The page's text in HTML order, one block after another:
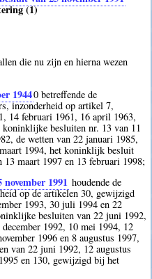
(1)
die nu zijn en hierna wezen
19440 betreffende de
inzonderheid op artikel 7,
14 februari 1961, 16 april 1963,
besluiten nr. 13 van 11
de wetten van 22 januari 1985,
1994, het koninklijk besluit
13 maart 1997 en 13 februari 1998;
1991 houdende de
op de artikelen 30, gewijzigd
1993, 30 juli 1994 en 22
besluiten van 22 juni 1992,
1992, 10 mei 1994, 12
1996 en 8 augustus 1997,
van 22 juni 1992, 12 augustus
en 130, gewijzigd bij het